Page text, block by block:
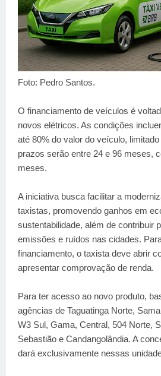
Foto: Pedro Santos.
O financiamento de veículos é
novos elétricos. As condições
até 80% do valor do veículo,
prazos serão entre 24 e 96 meses,
meses.
A iniciativa busca facilitar a
taxistas, promovendo ganhos em
sustentabilidade, além de contribuir
emissões e ruídos nas cidades.
financiamento, o taxista deve abrir
apresentar comprovação de renda.
Para ter acesso ao novo produto,
agências de Taguatinga Norte,
W3 Sul, Gama, Central, 504 Norte,
Sebastião e Candangolândia. A
dará exclusivamente nessas